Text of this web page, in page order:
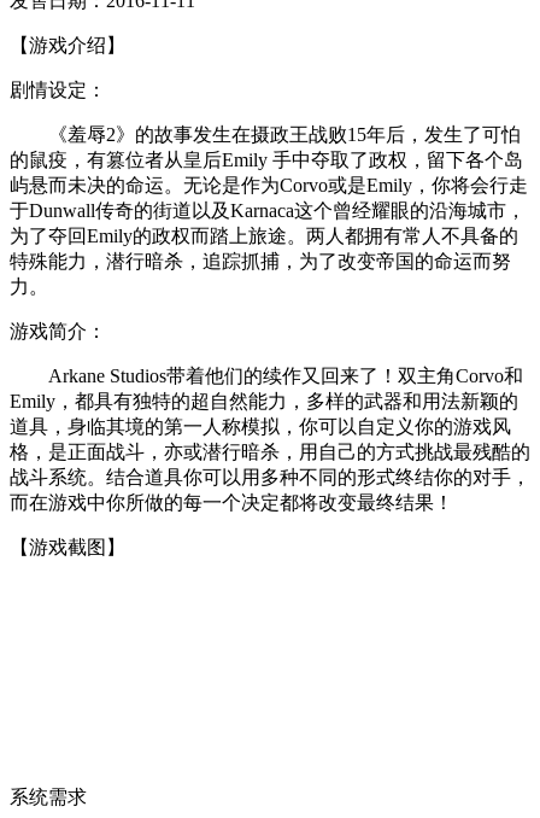
【游戏介绍】
剧情设定：
《羞辱2》的故事发生在摄政王战败15年后，发生了可怕
的鼠疫，有篡位者从皇后Emily 手中夺取了政权，留下各个岛
屿悬而未决的命运。无论是作为Corvo或是Emily，你将会行走
于Dunwall传奇的街道以及Karnaca这个曾经耀眼的沿海城市，
为了夺回Emily的政权而踏上旅途。两人都拥有常人不具备的
特殊能力，潜行暗杀，追踪抓捕，为了改变帝国的命运而努
力。
游戏简介：
Arkane Studios带着他们的续作又回来了！双主角Corvo和
Emily，都具有独特的超自然能力，多样的武器和用法新颖的
道具，身临其境的第一人称模拟，你可以自定义你的游戏风
格，是正面战斗，亦或潜行暗杀，用自己的方式挑战最残酷的
战斗系统。结合道具你可以用多种不同的形式终结你的对手，
而在游戏中你所做的每一个决定都将改变最终结果！
【游戏截图】
系统需求